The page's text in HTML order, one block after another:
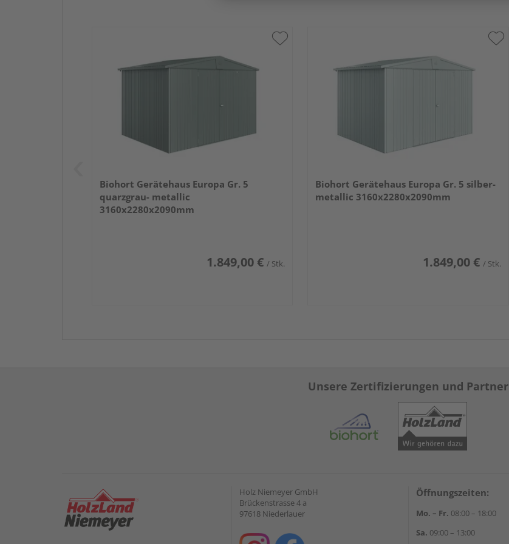
Biohort Gerätehaus Europa Gr. 5
quarzgrau- metallic
3160x2280x2090mm
1.849,00 € / Stk.
Biohort Gerätehaus Europa Gr. 5 silber-
metallic 3160x2280x2090mm
1.849,00 € / Stk.
Unsere Zertifizierungen und Partner
Holz Niemeyer GmbH
Brückenstrasse 4 a
97618 Niederlauer
Öffnungszeiten:
Mo. – Fr. 08:00 – 18:00
Sa. 09:00 – 13:00